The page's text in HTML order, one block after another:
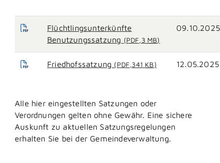
Flüchtlingsunterkünfte
Benutzungssatzung (PDF,3 MB)
09.10.2025
Friedhofssatzung (PDF,341 KB) 12.05.2025
Alle hier eingestellten Satzungen oder
Verordnungen gelten ohne Gewähr. Eine sichere
Auskunft zu aktuellen Satzungsregelungen
erhalten Sie bei der Gemeindeverwaltung.